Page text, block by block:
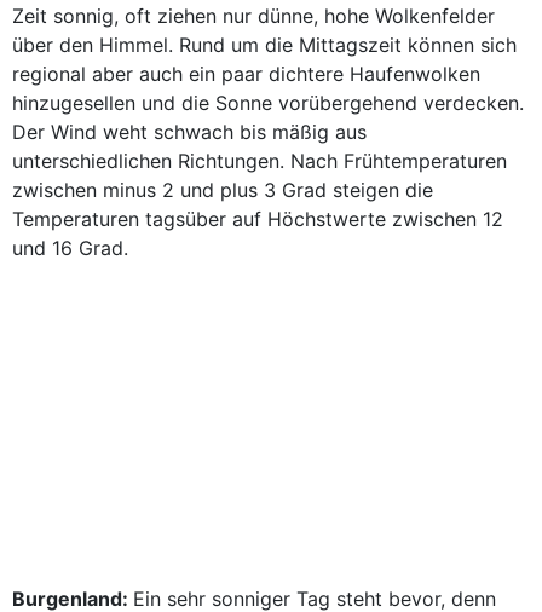
Zeit sonnig, oft ziehen nur dünne, hohe Wolkenfelder
über den Himmel. Rund um die Mittagszeit können sich
regional aber auch ein paar dichtere Haufenwolken
hinzugesellen und die Sonne vorübergehend verdecken.
Der Wind weht schwach bis mäßig aus
unterschiedlichen Richtungen. Nach Frühtemperaturen
zwischen minus 2 und plus 3 Grad steigen die
Temperaturen tagsüber auf Höchstwerte zwischen 12
und 16 Grad.
Burgenland: Ein sehr sonniger Tag steht bevor, denn